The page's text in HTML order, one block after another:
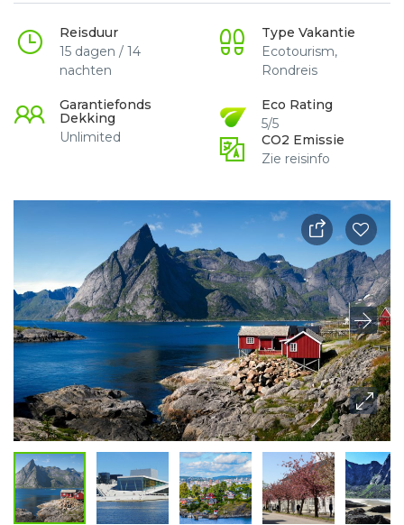
Reisduur
15 dagen / 14
nachten
Type Vakantie
Ecotourism,
Rondreis
Garantiefonds
Dekking
Unlimited
Eco Rating
5/5
CO2 Emissie
Zie reisinfo